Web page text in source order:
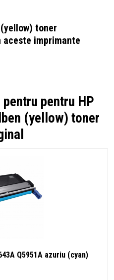
toner
imprimante
pentru HP
(yellow) toner
Q5951A azuriu (cyan)